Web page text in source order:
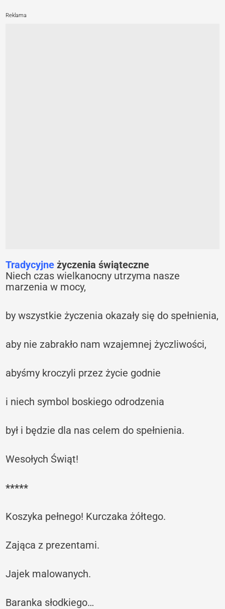
Reklama
Tradycyjne życzenia świąteczne
Niech czas wielkanocny utrzyma nasze
marzenia w mocy,
by wszystkie życzenia okazały się do spełnienia,
aby nie zabrakło nam wzajemnej życzliwości,
abyśmy kroczyli przez życie godnie
i niech symbol boskiego odrodzenia
był i będzie dla nas celem do spełnienia.
Wesołych Świąt!
*****
Koszyka pełnego! Kurczaka żółtego.
Zająca z prezentami.
Jajek malowanych.
Baranka słodkiego…